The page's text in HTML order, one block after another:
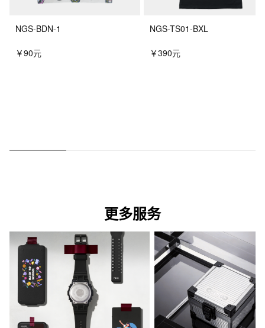
NGS-BDN-1
￥90元
NGS-TS01-BXL
￥390元
更多服务